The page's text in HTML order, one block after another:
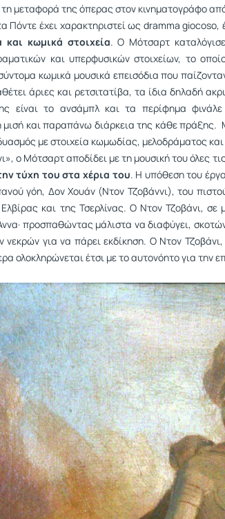
μεταφορά της όπερας στον κινηματογράφο
Πόντε έχει χαρακτηριστεί ως dramma
και κωμικά στοιχεία. Ο Μότσαρτ
και υπερφυσικών στοιχείων, το
κωμικά μουσικά επεισόδια που
άριες και ρετσιτατίβα, τα ίδια δηλαδή
είναι το ανσάμπλ και τα περίφημα
και παραπάνω διάρκεια της κάθε πράξης.
με στοιχεία κωμωδίας, μελοδράματος
ο Μότσαρτ αποδίδει με τη μουσική του όλες
τύχη του στα χέρια του. Η υπόθεση του
γόη, Δον Χουάν (Ντον Τζοβάννι), του
και της Τσερλίνας. Ο Ντον Τζοβάνι, σε
προσπαθώντας μάλιστα να διαφύγει,
για να πάρει εκδίκηση. Ο Ντον
ολοκληρώνεται έτσι με το αυτονόητο για την